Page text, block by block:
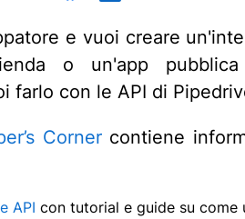
e vuoi creare
o un'app
farlo con le API di
Cornercontiene
API con tutorial e guide su come